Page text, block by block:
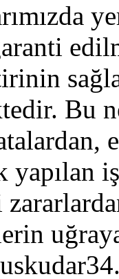
Bu
yapılan